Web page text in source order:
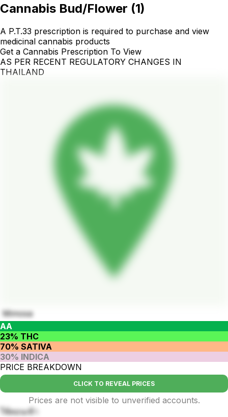
Cannabis Bud/Flower (1)
A P.T.33 prescription is required to purchase and view
medicinal cannabis products
Get a Cannabis Prescription To View
AS PER RECENT REGULATORY CHANGES IN
THAILAND
Mimosa
AA
23% THC
70% SATIVA
30% INDICA
PRICE BREAKDOWN
CLICK TO REVEAL PRICES
Prices are not visible to unverified accounts.
ใช้ตอนเช้า